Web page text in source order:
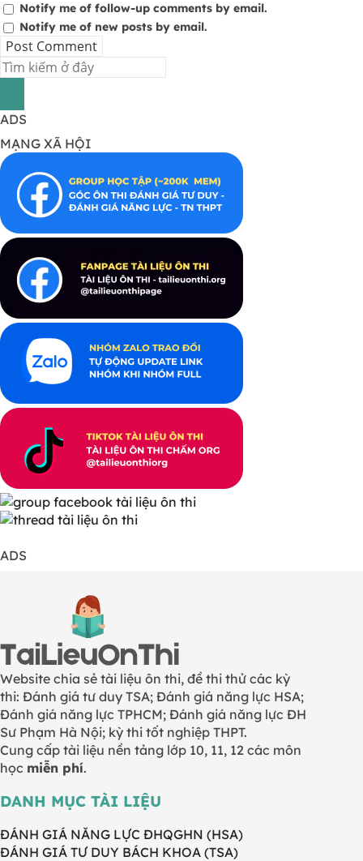
Notify me of follow-up comments by email.
Notify me of new posts by email.
ADS
MẠNG XÃ HỘI
ADS
Website chia sẻ tài liệu ôn thi, đề thi thử các kỳ
thi: Đánh giá tư duy TSA; Đánh giá năng lực HSA;
Đánh giá năng lực TPHCM; Đánh giá năng lực ĐH
Sư Phạm Hà Nội; kỳ thi tốt nghiệp THPT.
Cung cấp tài liệu nền tảng lớp 10, 11, 12 các môn
học miễn phí.
DANH MỤC TÀI LIỆU
ĐÁNH GIÁ NĂNG LỰC ĐHQGHN (HSA)
ĐÁNH GIÁ TƯ DUY BÁCH KHOA (TSA)